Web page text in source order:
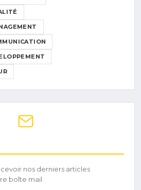
nos derniers articles
boîte mail.